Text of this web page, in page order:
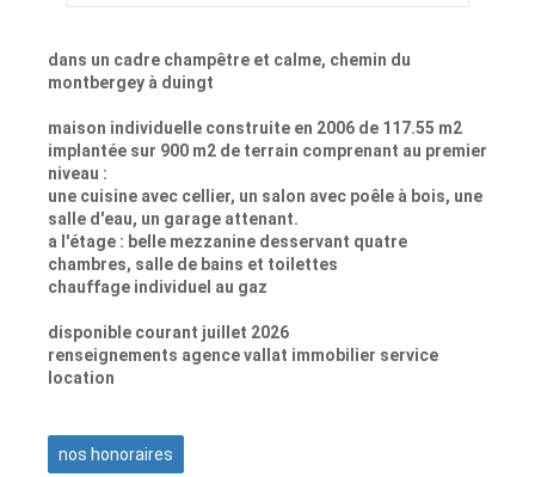
dans un cadre champêtre et calme, chemin du
montbergey à duingt
maison individuelle construite en 2006 de 117.55 m2
implantée sur 900 m2 de terrain comprenant au premier
niveau :
une cuisine avec cellier, un salon avec poêle à bois, une
salle d'eau, un garage attenant.
a l'étage : belle mezzanine desservant quatre
chambres, salle de bains et toilettes
chauffage individuel au gaz
disponible courant juillet 2026
renseignements agence vallat immobilier service
location
nos honoraires